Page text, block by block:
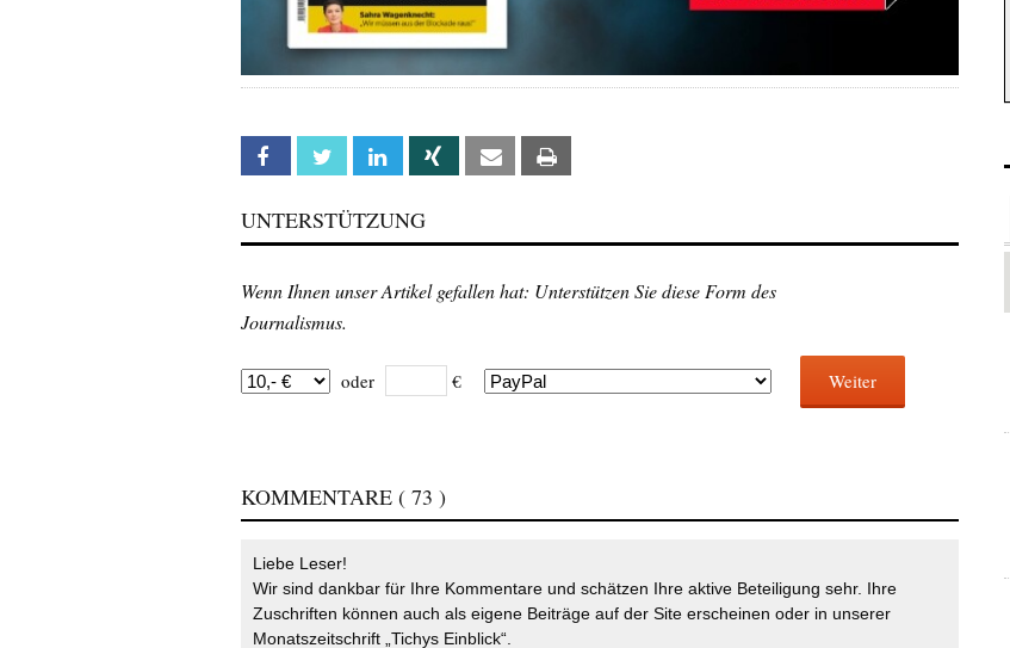
Facebook Twitter Linkedin Xing Email
UNTERSTÜTZUNG
Wenn Ihnen unser Artikel gefallen hat: Unterstützen Sie diese Form des
Journalismus.
oder € Weiter
KOMMENTARE ( 73 )
Liebe Leser!
Wir sind dankbar für Ihre Kommentare und schätzen Ihre aktive Beteiligung sehr. Ihre
Zuschriften können auch als eigene Beiträge auf der Site erscheinen oder in unserer
Monatszeitschrift „Tichys Einblick“.